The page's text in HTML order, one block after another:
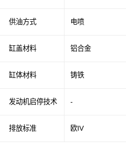
供油方式
缸盖材料
缸体材料
发动机启停技术
排放标准
电喷
铝合金
铸铁
-
欧IV